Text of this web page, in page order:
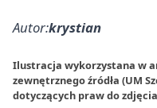
Autor:krystian
Ilustracja wykorzystana w
zewnętrznego źródła (UM
dotyczących praw do